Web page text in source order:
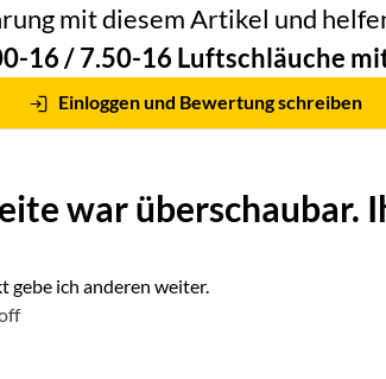
mit diesem Artikel und
16 / 7.50-16 Luftschläuche
Einloggen und Bewertung schreiben
war überschaubar.
gebe ich anderen weiter.